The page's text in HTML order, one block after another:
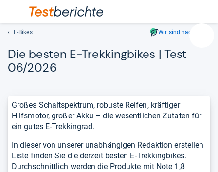
und
E-Bikes Wir sind nachhaltig
Die bes­ten E-​Trek­king­bikes | Test
06/2026
Großes Schaltspektrum, robuste Reifen, kräftiger
Hilfsmotor, großer Akku – die wesentlichen Zutaten für
ein gutes E-Trekkingrad.
In dieser von unserer unabhängigen Redaktion erstellen
Liste finden Sie die derzeit besten E-Trekkingbikes.
Durchschnittlich werden die Produkte mit Note 1,8